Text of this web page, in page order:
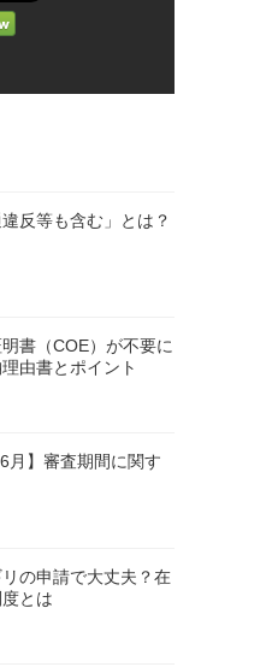
反等も含む」とは？
書（COE）が不要に
由書とポイント
月】審査期間に関す
の申請で大丈夫？在
とは